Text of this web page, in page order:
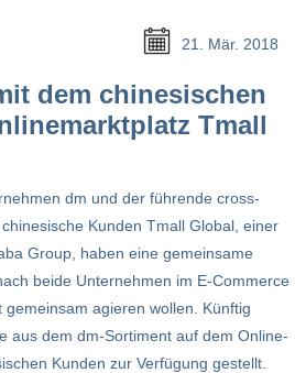
21. Mär. 2018
dem chinesischen
Tmall
dm und der führende cross-
Kunden Tmall Global, einer
Group, haben eine gemeinsame
beide Unternehmen im E-Commerce
agieren wollen. Künftig
aus dem dm-Sortiment auf dem Online­
Kunden zur Verfügung gestellt.